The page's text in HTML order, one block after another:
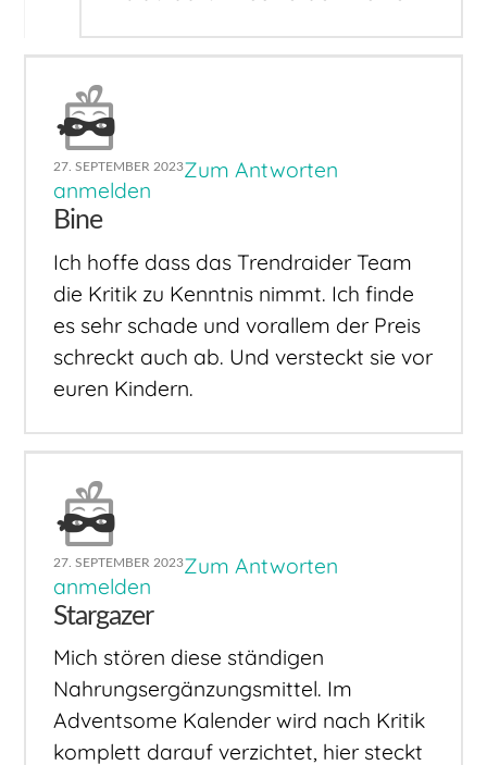
27. SEPTEMBER 2023Zum Antworten
anmelden
Bine
Ich hoffe dass das Trendraider Team
die Kritik zu Kenntnis nimmt. Ich finde
es sehr schade und vorallem der Preis
schreckt auch ab. Und versteckt sie vor
euren Kindern.
27. SEPTEMBER 2023Zum Antworten
anmelden
Stargazer
Mich stören diese ständigen
Nahrungsergänzungsmittel. Im
Adventsome Kalender wird nach Kritik
komplett darauf verzichtet, hier steckt